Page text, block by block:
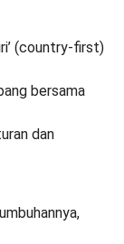
(country-first)
bersama
dan